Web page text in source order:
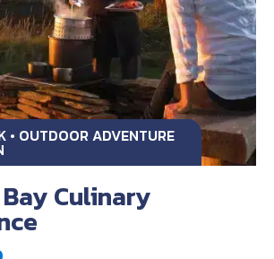
• OUTDOOR ADVENTURE
Culinary